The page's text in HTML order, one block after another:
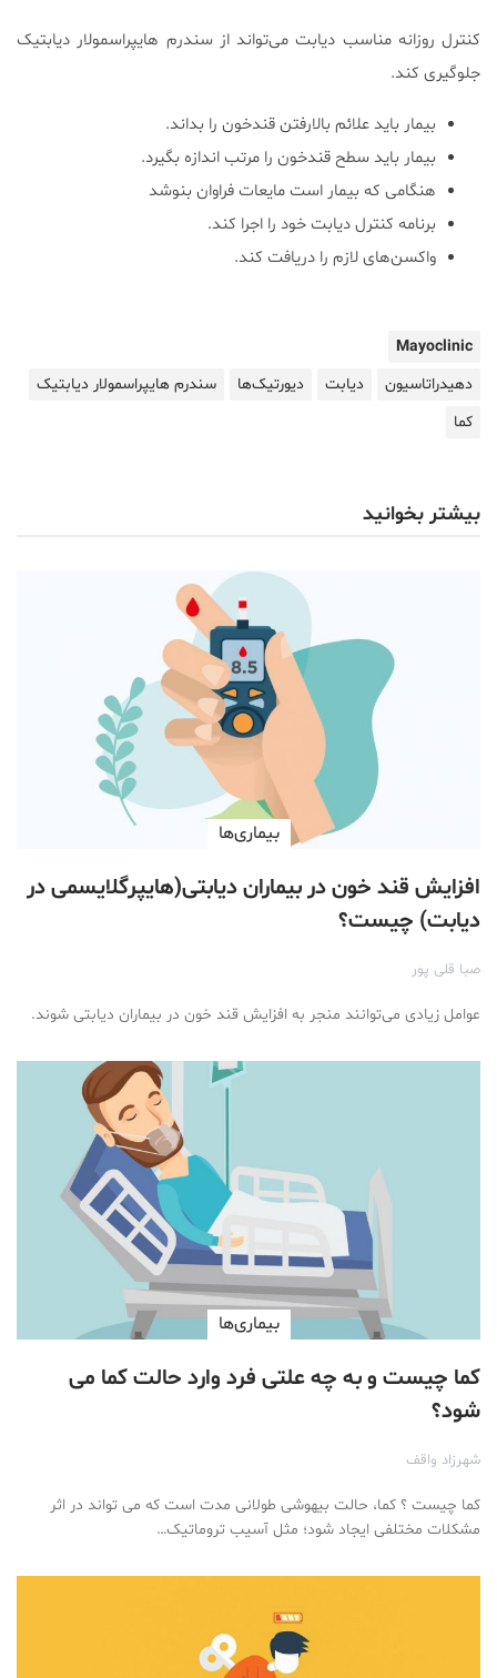
کنترل روزانه مناسب دیابت می‌تواند از سندرم هایپراسمولار دیابتیک
جلوگیری کند.
بیمار باید علائم بالارفتن قندخون را بداند.
بیمار باید سطح قندخون را مرتب اندازه بگیرد.
هنگامی که بیمار است مایعات فراوان بنوشد
برنامه کنترل دیابت خود را اجرا کند.
واکسن‌های لازم را دریافت کند.
Mayoclinic
دهیدراتاسیون
دیابت دیورتیک‌ها
سندرم هایپراسمولار دیابتیک
کما
بیشتر بخوانید
بیماری‌ها
افزایش قند خون در بیماران دیابتی(هایپرگلایسمی در
دیابت) چیست؟
صبا قلی پور
عوامل زیادی می‌توانند منجر به افزایش قند خون در بیماران دیابتی شوند.
بیماری‌ها
کما چیست و به چه علتی فرد وارد حالت کما می
شود؟
شهرزاد واقف
کما چیست ؟ کما، حالت بیهوشی طولانی مدت است که می تواند در اثر
مشکلات مختلفی ایجاد شود؛ مثل آسیب تروماتیک…